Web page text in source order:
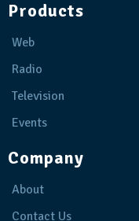
Products
Web
Radio
Television
Events
Company
About
Contact Us